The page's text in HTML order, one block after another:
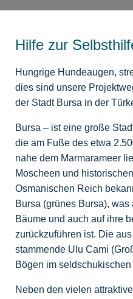
Hilfe zur
Hungrige Hundeaugen,
dies sind unsere
der Stadt Bursa in der
Bursa – ist eine große
die am Fuße des etwa
nahe dem Marmarameer
Moscheen und
Osmanischen Reich
Bursa (grünes Bursa),
Bäume und auch auf ihre
zurückzuführen ist. Die
stammende Ulu Cami
Bögen im
Neben den vielen